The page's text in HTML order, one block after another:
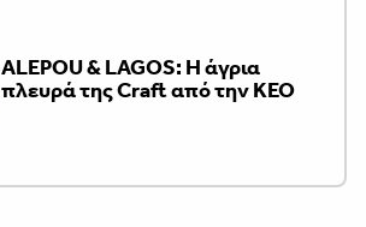
ALEPOU & LAGOS: Η άγρια
πλευρά της Craft από την ΚΕΟ